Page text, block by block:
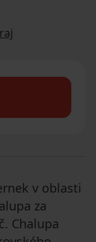
v oblasti
za
Chalupa